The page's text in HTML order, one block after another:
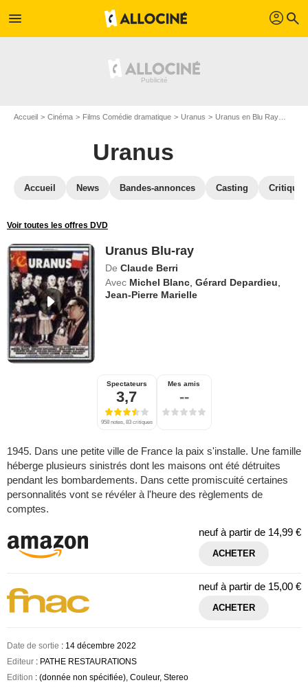
menu profil search
Accueil Cinéma Films Comédie dramatique Uranus Uranus en Blu Ray
Uranus
Accueil News Bandes-annonces Casting
Voir toutes les offres DVD
Uranus Blu-ray
De Claude Berri
Avec Michel Blanc ,Gérard Depardieu
Jean-Pierre Marielle
Spectateurs
3,7
958 notes, 83 critiques
Mes amis
--
1945. Dans une petite ville de France la paix s'installe. Une famille
héberge plusieurs sinistrés dont les maisons ont été détruites
pendant les bombardements. Dans cette promiscuité certaines
personnalités vont se révéler à l'heure des règlements de
comptes.
neuf à partir de 14,99 €
ACHETER
neuf à partir de 15,00 €
ACHETER
Date de sortie : 14 décembre 2022
Editeur : PATHE RESTAURATIONS
Edition : (donnée non spécifiée), Couleur, Stereo